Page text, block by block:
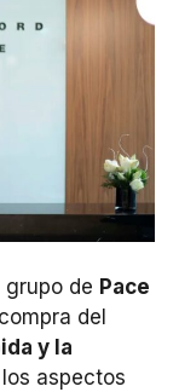
grupo de Pace
del
y la
aspectos